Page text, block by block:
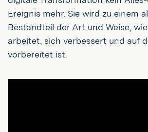
Ereignis mehr. Sie wird zu einem
Bestandteil der Art und Weise,
arbeitet, sich verbessert und auf
vorbereitet ist.